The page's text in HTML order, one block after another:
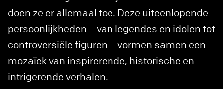
doen ze er allemaal toe. Deze uiteenlopende
persoonlijkheden – van legendes en idolen tot
controversiële figuren – vormen samen een
mozaïek van inspirerende, historische en
intrigerende verhalen.